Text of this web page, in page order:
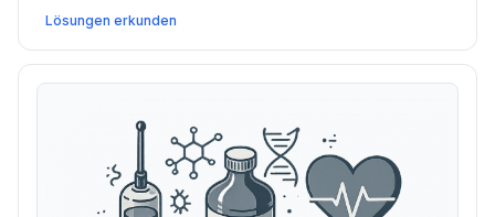
Kliniken, während sie den Patientenzugang und die
Datensicherheit verbessern.
Lösungen erkunden